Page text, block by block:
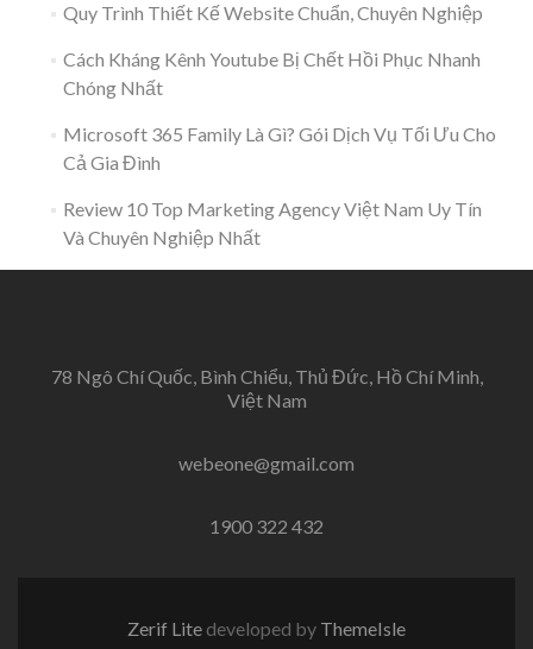
Quy Trình Thiết Kế Website Chuẩn, Chuyên Nghiệp
Cách Kháng Kênh Youtube Bị Chết Hồi Phục Nhanh
Chóng Nhất
Microsoft 365 Family Là Gì? Gói Dịch Vụ Tối Ưu Cho
Cả Gia Đình
Review 10 Top Marketing Agency Việt Nam Uy Tín
Và Chuyên Nghiệp Nhất
78 Ngô Chí Quốc, Bình Chiểu, Thủ Đức, Hồ Chí Minh,
Việt Nam
webeone@gmail.com
1900 322 432
Zerif Lite developed by ThemeIsle